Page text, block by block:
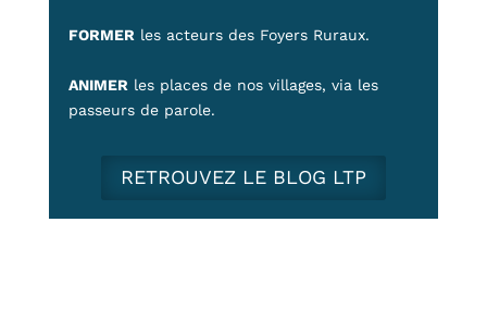
FORMERles acteurs des Foyers Ruraux.
ANIMER les places de nos villages, via les
passeurs de parole.
RETROUVEZ LE BLOG LTP